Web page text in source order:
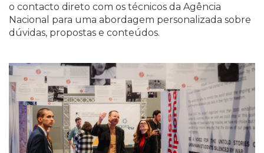
o contacto direto com os técnicos da Agência
Nacional para uma abordagem personalizada sobre
dúvidas, propostas e conteúdos.